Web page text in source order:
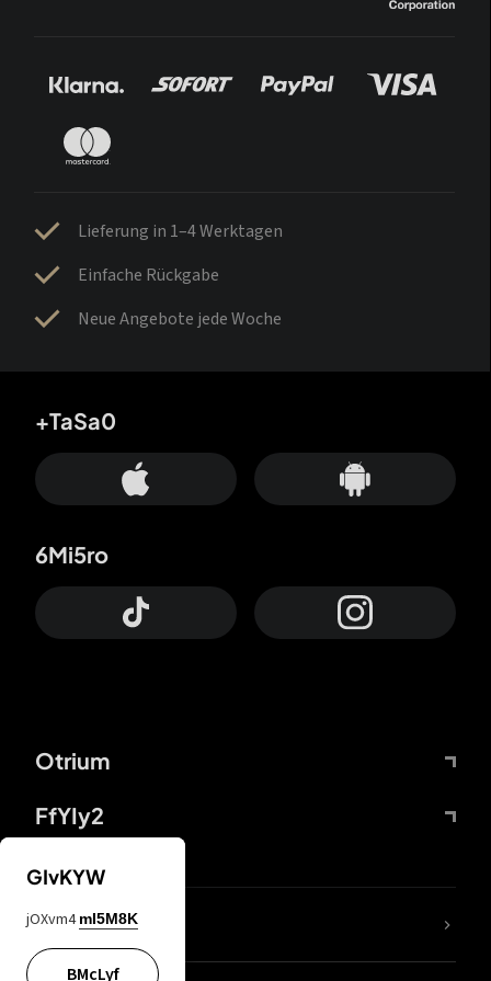
Lieferung in 1–4 Werktagen
Einfache Rückgabe
Neue Angebote jede Woche
Otrium
FfYIy2
+TaSa0
6Mi5ro
DDcvSo
GIvKYW
jOXvm4 mI5M8K
BMcLyf